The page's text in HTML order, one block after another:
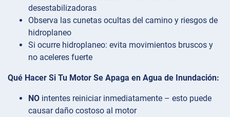
desestabilizadoras
Observa las cunetas ocultas del camino y riesgos de
hidroplaneo
Si ocurre hidroplaneo: evita movimientos bruscos y
no aceleres fuerte
Qué Hacer Si Tu Motor Se Apaga en Agua de Inundación:
NO intentes reiniciar inmediatamente – esto puede
causar daño costoso al motor